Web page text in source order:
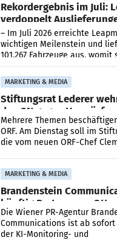
Rekordergebnis im Juli:
verdoppelt
überschreitet die
– Im Juli 2026 erreichte
wichtigen Meilenstein und
101.267 Fahrzeuge aus, womit
Ergebnis gegenüber Juli 2025
verdoppelte (+102
MARKETING & MEDIA
Stiftungsrat Lederer
den SN gegen Vorwürfe
Mehrere Themen
ORF. Am Dienstag soll im
die vom neuen ORF-Chef
MARKETING & MEDIA
Brandenstein
künftig Partner von
Die Wiener PR-Agentur
Communications ist ab
der KI-Monitoring- und